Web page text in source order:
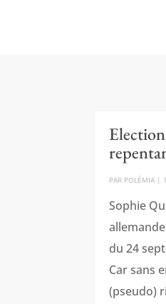
PAR POLÉMIA |
Sophie
du 24
Car sans
(pseudo)